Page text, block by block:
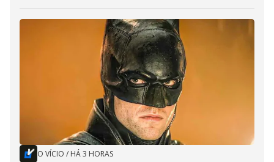
O VÍCIO / HÁ 3 HORAS